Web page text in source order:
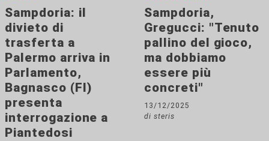
Sampdoria: il
divieto di
trasferta a
Palermo arriva in
Parlamento,
Bagnasco (FI)
presenta
interrogazione a
Piantedosi
Sampdoria,
Gregucci: "Tenuto
pallino del gioco,
ma dobbiamo
essere più
concreti"
13/12/2025
di steris